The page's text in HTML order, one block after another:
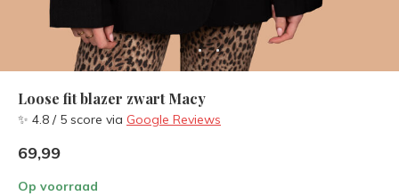
Loose fit blazer zwart Macy
✨ 4.8 / 5 score via Google Reviews
69,99
Op voorraad